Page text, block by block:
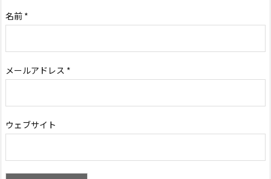
名前 *
メールアドレス *
ウェブサイト